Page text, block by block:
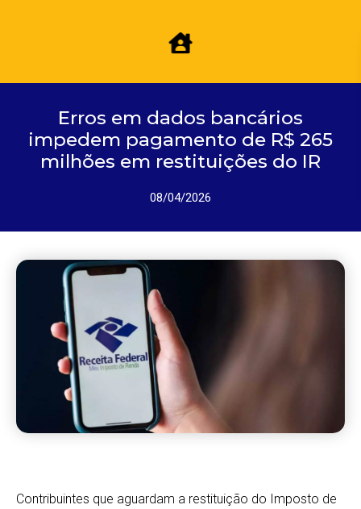
Erros em dados bancários
impedem pagamento de R$ 265
milhões em restituições do IR
08/04/2026
Contribuintes que aguardam a restituição do Imposto de